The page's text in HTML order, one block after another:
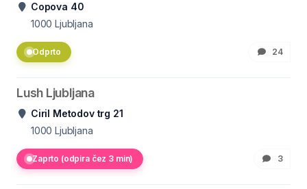
Copova 40
1000 Ljubljana
Odprto 24
Lush Ljubljana
Ciril Metodov trg 21
1000 Ljubljana
Zaprto (odpira čez 3 min) 3